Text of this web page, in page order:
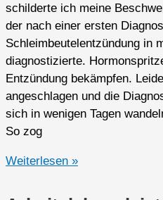
schilderte ich meine
der nach einer ersten
Schleimbeutelentzündung in
diagnostizierte.
Entzündung bekämpfen.
angeschlagen und die
sich in wenigen Tagen
So zog
2023er
(Q4
Weiterlesen »